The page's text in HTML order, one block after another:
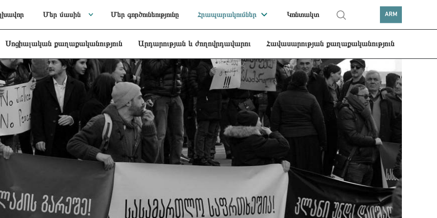
Մեր մասին Մեր գործունեությունը Հրապարակումներ Կոնտակտ ARM
Սոցիալական քաղաքականություն Արդարության և ժողովրդավարու Հավասարության քաղաքականություն